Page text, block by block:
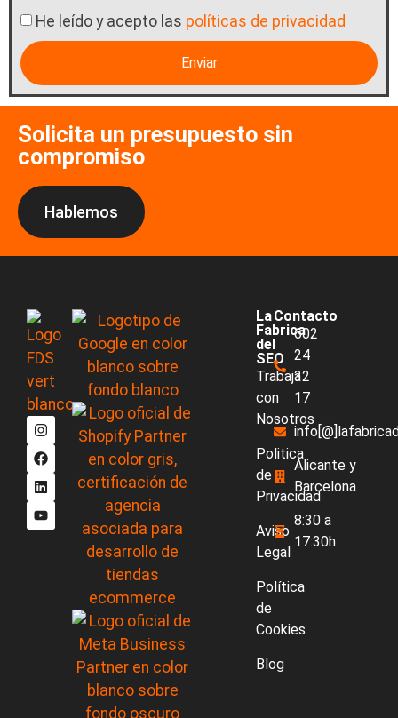
He leído y acepto las políticas de privacidad
Enviar
Solicita un presupuesto sin
compromiso
Hablemos
La
Fabrica
del
SEO
Trabaja
con
Nosotros
Politica
de
Privacidad
Aviso
Legal
Política
de
Cookies
Blog
Contacto
602
24
32
17
Alicante y
Barcelona
8:30 a
17:30h